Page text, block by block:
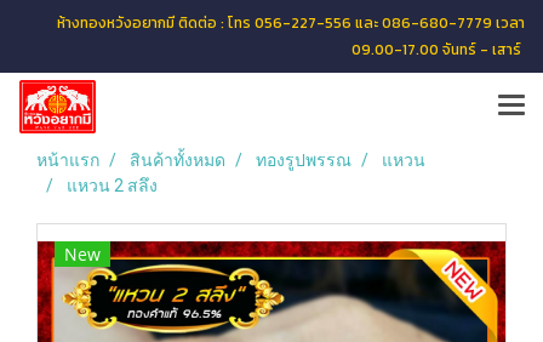
ห้างทองหวังอยากมี ติดต่อ : โทร 056-227-556 และ 086-680-7779 เวลา
09.00-17.00 จันทร์ - เสาร์
หน้าแรก สินค้าทั้งหมด ทองรูปพรรณ
แหวน
แหวน 2 สลึง
New